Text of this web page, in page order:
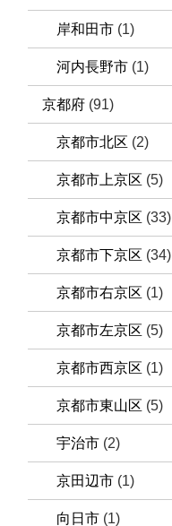
岸和田市 (1)
河内長野市 (1)
京都府 (91)
京都市北区 (2)
京都市上京区 (5)
京都市中京区 (33)
京都市下京区 (34)
京都市右京区 (1)
京都市左京区 (5)
京都市西京区 (1)
京都市東山区 (5)
宇治市 (2)
京田辺市 (1)
向日市 (1)